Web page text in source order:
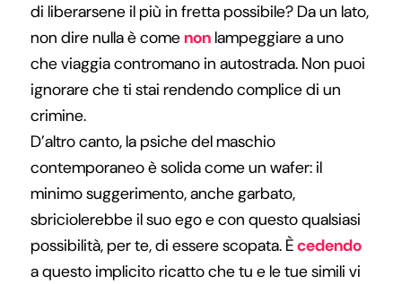
di liberarsene il più in fretta possibile? Da un lato,
non dire nulla è comenonlampeggiare a uno
che viaggia contromano in autostrada. Non puoi
ignorare che ti stai rendendo complice di un
crimine.
D’altro canto, la psiche del maschio
contemporaneo è solida come un wafer: il
minimo suggerimento, anche garbato,
sbriciolerebbe il suo ego e con questo qualsiasi
possibilità, per te, di essere scopata. Ècedendo
a questo implicito ricatto che tu e le tue simili vi